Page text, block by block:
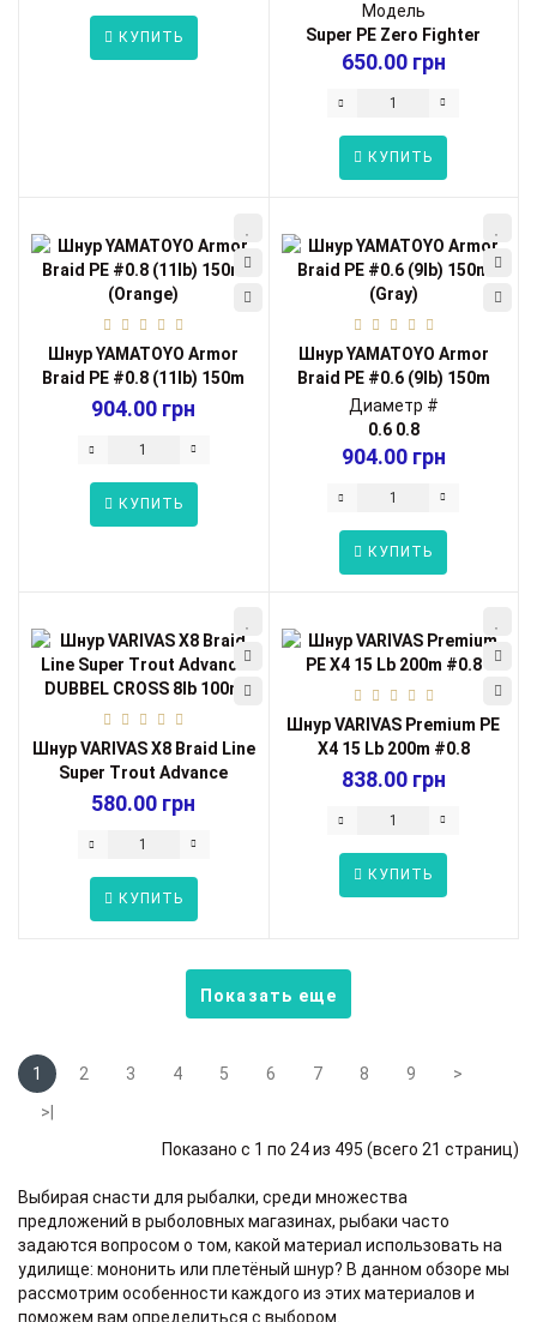
КУПИТЬ
Модель
Super PE Zero Fighter
650.00 грн
КУПИТЬ
Шнур YAMATOYO Armor
Braid PE #0.8 (11lb) 150m
(Orange)
904.00 грн
КУПИТЬ
Шнур YAMATOYO Armor
Braid PE #0.6 (9lb) 150m
(Gray)
Диаметр #
0.6 0.8
904.00 грн
КУПИТЬ
Шнур VARIVAS X8 Braid Line
Super Trout Advance
DUBBEL C...
580.00 грн
КУПИТЬ
Шнур VARIVAS Premium PE
X4 15 Lb 200m #0.8
838.00 грн
КУПИТЬ
Показать еще
1 2 3 4 5 6 7 8 9
>
>|
Показано с 1 по 24 из 495 (всего 21 страниц)
Выбирая снасти для рыбалки, среди множества
предложений в рыболовных магазинах, рыбаки часто
задаются вопросом о том, какой материал использовать на
удилище: мононить или плетёный шнур? В данном обзоре мы
рассмотрим особенности каждого из этих материалов и
поможем вам определиться с выбором.